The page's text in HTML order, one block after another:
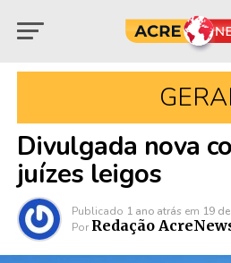
Divulgada nova
juízes leigos
Publicado 1 ano atrás em 19
Por Redação